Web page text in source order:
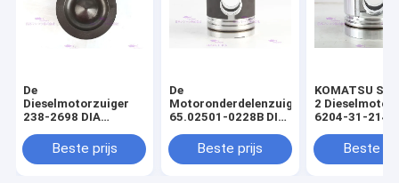
De
Dieselmotorzuiger
238-2698 DIA
CATERPILLARR C7
Beste prijs
De
Motoronderdelenzuiger
65.02501-0228B DIA
DE08TBeste prijs
KOMATSU
2
6204-31-2141
Beste